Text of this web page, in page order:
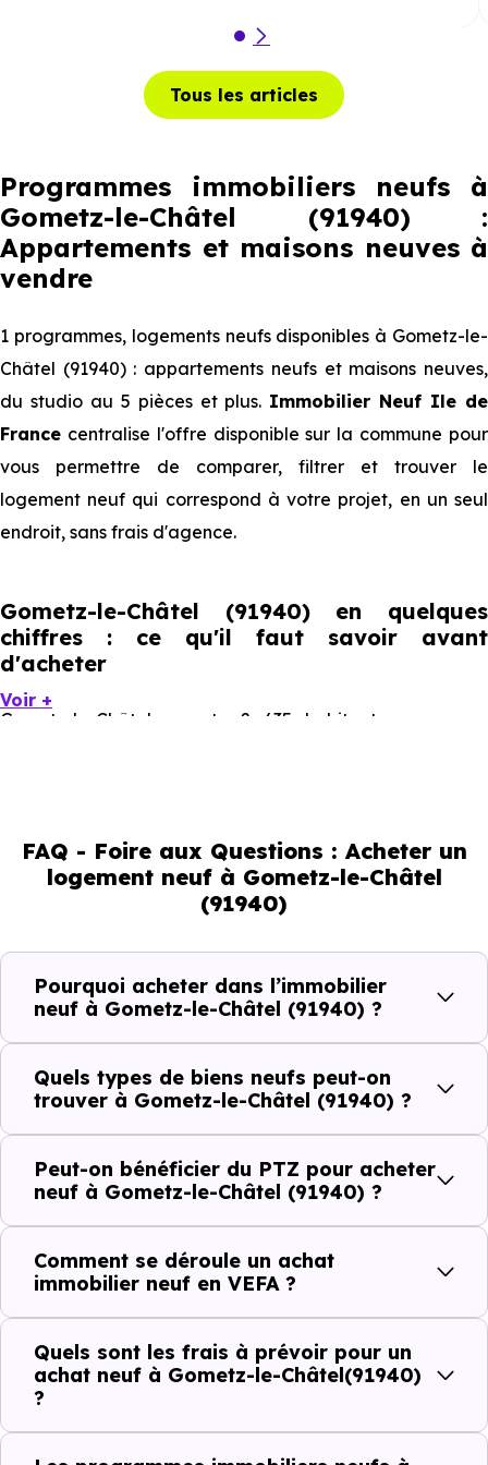
Tous les articles
Programmes immobiliers neufs à
Gometz-le-Châtel (91940) :
Appartements et maisons neuves à
vendre
1 programmes, logements neufs disponibles à Gometz-le-
Châtel (91940) : appartements neufs et maisons neuves,
du studio au 5 pièces et plus. Immobilier Neuf Ile de
France centralise l'offre disponible sur la commune pour
vous permettre de comparer, filtrer et trouver le
logement neuf qui correspond à votre projet, en un seul
endroit, sans frais d'agence.
Gometz-le-Châtel (91940) en quelques
chiffres : ce qu'il faut savoir avant
d'acheter
Gometz-le-Châtel compte 2 635 habitants, avec une
40.68 % d'adultes (dont 74.4 % d'actifs), 22.2 % de seniors,
16.55 % de jeunes et 20.53 % d'enfants. Un profil
démographique qui renseigne directement sur la
demande locative locale et les typologies de biens les
plus recherchées.
Côté cadre de vie, Gometz-le-Châtel (91940) dispose de
5 commerces, 10 professions médicales et 3
établissements scolaires. Des équipements du quotidien
qui constituent autant d'arguments concrets pour habiter
ou investir dans la commune.
Combien coûte un logement à Gometz-le-
Châtel (91940) ?
C'est souvent la première question. Voici les repères de
prix à connaître pour un achat immobilier à Gometz-le-
Châtel (91940) :
Voir +
FAQ - Foire aux Questions : Acheter un
logement neuf à Gometz-le-Châtel
(91940)
Pourquoi acheter dans l’immobilier
neuf à Gometz-le-Châtel (91940) ?
Quels types de biens neufs peut-on
trouver à Gometz-le-Châtel (91940) ?
Peut-on bénéficier du PTZ pour acheter
neuf à Gometz-le-Châtel (91940) ?
Comment se déroule un achat
immobilier neuf en VEFA ?
Quels sont les frais à prévoir pour un
achat neuf à Gometz-le-Châtel(91940)
?